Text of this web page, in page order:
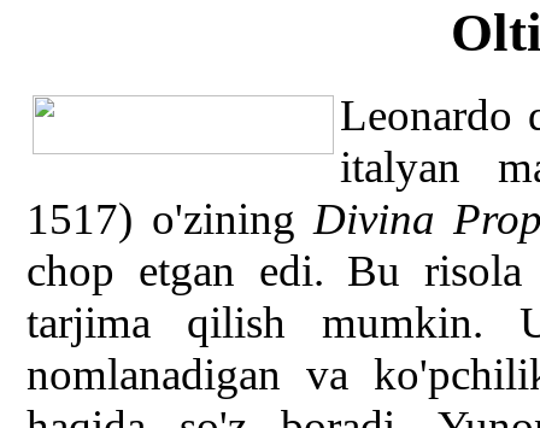
Leonardo
italyan
1517) o'zining Divina
chop etgan edi. Bu
tarjima qilish mumkin.
nomlanadigan va